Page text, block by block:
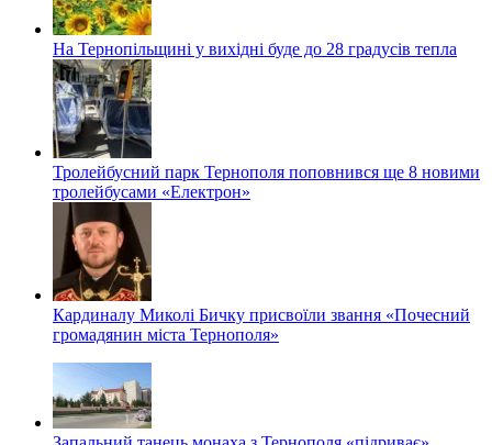
На Тернопільщині у вихідні буде до 28 градусів тепла
Тролейбусний парк Тернополя поповнився ще 8 новими
тролейбусами «Електрон»
Кардиналу Миколі Бичку присвоїли звання «Почесний
громадянин міста Тернополя»